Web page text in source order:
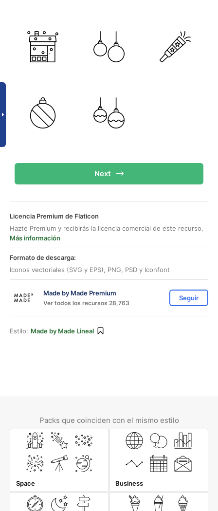
Next
Licencia Premium de Flaticon
Hazte Premium y recibirás la licencia comercial de este recurso.
Más información
Formato de descarga:
Iconos vectoriales (SVG y EPS), PNG, PSD y Iconfont
Made by Made Premium
Ver todos los recursos 28,763
Seguir
Estilo: Made by Made Lineal
Packs que coinciden con el mismo estilo
Space Business